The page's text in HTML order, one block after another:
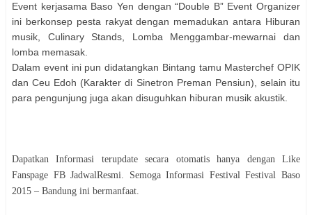
Event kerjasama Baso Yen dengan “Double B” Event Organizer
ini berkonsep pesta rakyat dengan memadukan antara Hiburan
musik, Culinary Stands, Lomba Menggambar-mewarnai dan
lomba memasak.
Dalam event ini pun didatangkan Bintang tamu Masterchef OPIK
dan Ceu Edoh (Karakter di Sinetron Preman Pensiun), selain itu
para pengunjung juga akan disuguhkan hiburan musik akustik.
Dapatkan Informasi terupdate secara otomatis hanya dengan Like
Fanspage FB JadwalResmi. Semoga Informasi Festival Festival Baso
2015 – Bandung ini bermanfaat.